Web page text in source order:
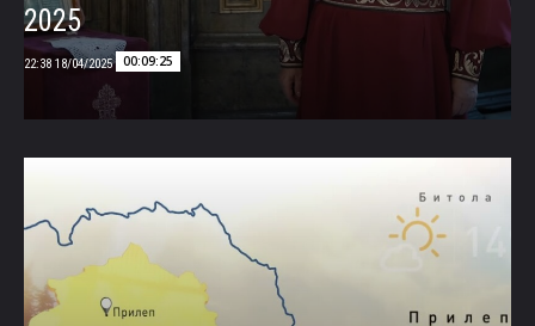
2025
00:09:25
18/04/2025 22:38